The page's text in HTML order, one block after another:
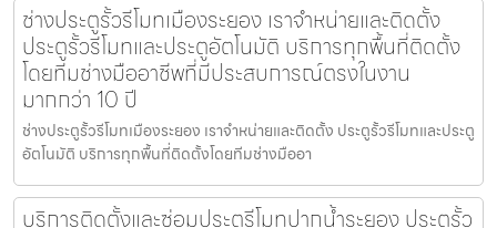
ช่างประตูรั้วรีโมทเมืองระยอง เราจำหน่ายและติดตั้ง
ประตูรั้วรีโมทและประตูอัตโนมัติ บริการทุกพื้นที่ติดตั้ง
โดยทีมช่างมืออาชีพที่มีประสบการณ์ตรงในงาน
มากกว่า 10 ปี
ช่างประตูรั้วรีโมทเมืองระยอง เราจำหน่ายและติดตั้ง ประตูรั้วรีโมทและประตู
อัตโนมัติ บริการทุกพื้นที่ติดตั้งโดยทีมช่างมืออา
บริการติดตั้งและซ่อมประตูรีโมทปากน้ำระยอง ประตูรั้ว